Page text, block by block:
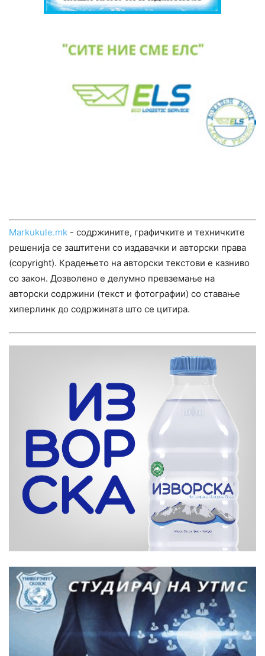
Markukule.mk - содржините, графичките и техничките
решенија се заштитени со издавачки и авторски права
(copyright). Крадењето на авторски текстови е казниво
со закон. Дозволено е делумно превземање на
авторски содржини (текст и фотографии) со ставање
хиперлинк до содржината што се цитира.